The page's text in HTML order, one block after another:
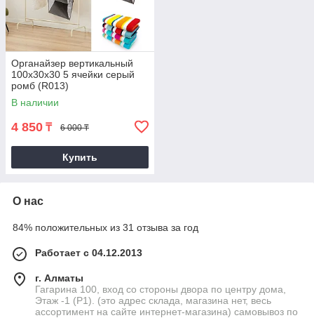
Органайзер вертикальный
100х30х30 5 ячейки серый
ромб (R013)
В наличии
4 850 ₸ 6 000 ₸
Купить
О нас
84% положительных из 31 отзыва за год
Работает с 04.12.2013
г. Алматы
Гагарина 100, вход со стороны двора по центру дома,
Этаж -1 (P1). (это адрес склада, магазина нет, весь
ассортимент на сайте интернет-магазина) самовывоз по